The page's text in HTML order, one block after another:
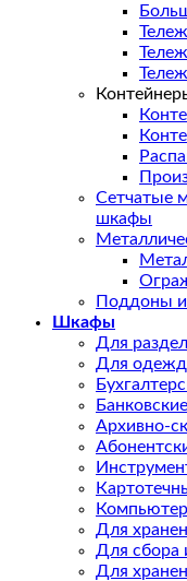
Сетчатые
шкафы
Поддоны и
Шкафы
Для
Для
Банковские
Архивно-
Для
Для сбора
Для